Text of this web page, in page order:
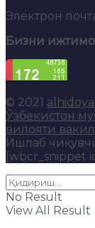
Электрон
Бизни
© 2021
Ўзбекистон
вилояти
Ишлаб
[wbcr_snippet
No Result
View All Result